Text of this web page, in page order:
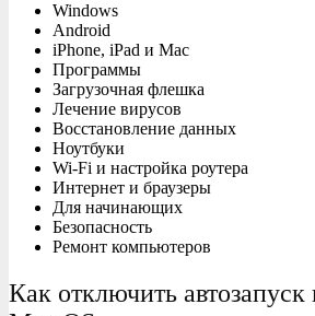
Windows
Android
iPhone, iPad и Mac
Программы
Загрузочная флешка
Лечение вирусов
Восстановление данных
Ноутбуки
Wi-Fi и настройка роутера
Интернет и браузеры
Для начинающих
Безопасность
Ремонт компьютеров
Как отключить